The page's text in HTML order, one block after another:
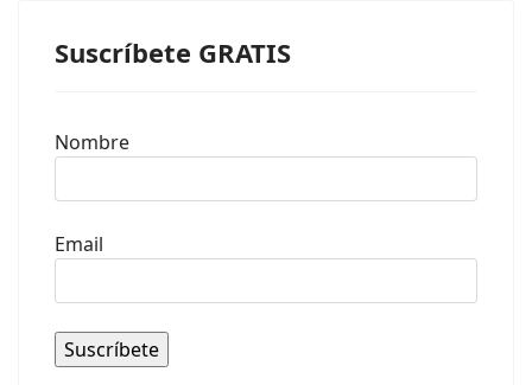
Suscríbete GRATIS
Nombre
Email